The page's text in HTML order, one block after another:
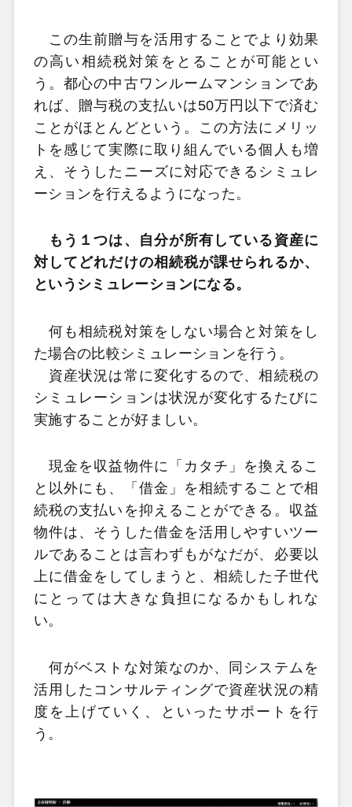
この生前贈与を活用することでより効果
の高い相続税対策をとることが可能とい
う。都心の中古ワンルームマンションであ
れば、贈与税の支払いは50万円以下で済む
ことがほとんどという。この方法にメリッ
トを感じて実際に取り組んでいる個人も増
え、そうしたニーズに対応できるシミュレ
ーションを行えるようになった。
もう１つは、自分が所有している資産に
対してどれだけの相続税が課せられるか、
というシミュレーションになる。
何も相続税対策をしない場合と対策をし
た場合の比較シミュレーションを行う。
資産状況は常に変化するので、相続税の
シミュレーションは状況が変化するたびに
実施することが好ましい。
現金を収益物件に「カタチ」を換えるこ
と以外にも、「借金」を相続することで相
続税の支払いを抑えることができる。収益
物件は、そうした借金を活用しやすいツー
ルであることは言わずもがなだが、必要以
上に借金をしてしまうと、相続した子世代
にとっては大きな負担になるかもしれな
い。
何がベストな対策なのか、同システムを
活用したコンサルティングで資産状況の精
度を上げていく、といったサポートを行
う。